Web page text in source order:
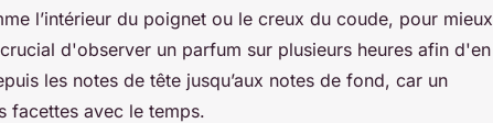
l’intérieur du poignet ou le creux du coude, pour mieux
d'observer un parfum sur plusieurs heures afin d'en
les notes de tête jusqu’aux notes de fond, car un
facettes avec le temps.